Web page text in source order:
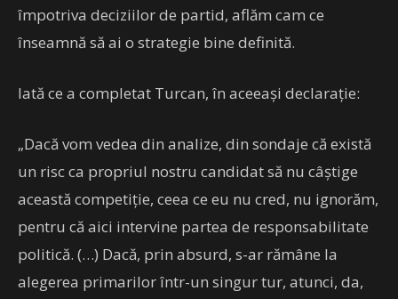
împotriva deciziilor de partid, aflăm cam ce
înseamnă să ai o strategie bine definită.
Iată ce a completat Turcan, în aceeași declarație:
„Dacă vom vedea din analize, din sondaje că există
un risc ca propriul nostru candidat să nu câştige
această competiţie, ceea ce eu nu cred, nu ignorăm,
pentru că aici intervine partea de responsabilitate
politică. (…) Dacă, prin absurd, s-ar rămâne la
alegerea primarilor într-un singur tur, atunci, da,